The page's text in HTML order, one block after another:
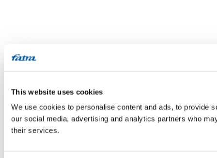
This website uses cookies
We use cookies to personalise content and ads, to provide
our social media, advertising and analytics partners who
their services.